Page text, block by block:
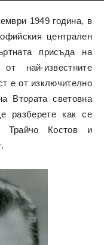
1949 година, в
централен
присъда на
най-известните
е от изключително
Втората световна
разберете как се
Трайчо Костов и